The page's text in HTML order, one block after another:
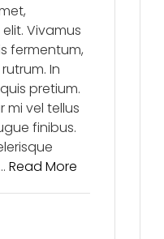
Vivamus
fermentum,
In
pretium.
vel tellus
finibus.
Read More